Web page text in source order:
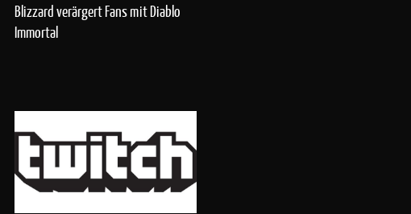
Blizzard verärgert Fans mit Diablo
Immortal